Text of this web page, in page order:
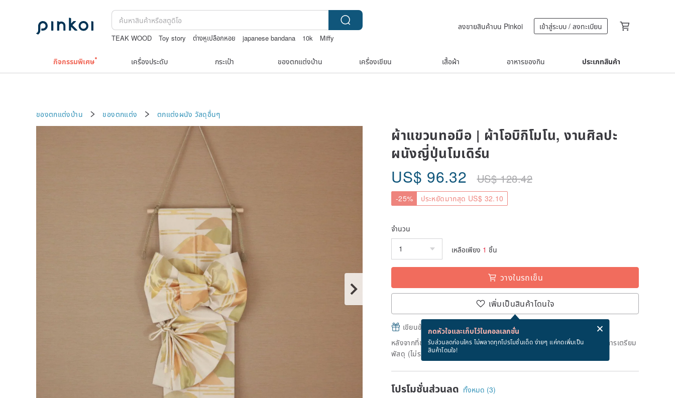
TEAK WOOD Toy story ต่างหูเปลือกหอย japanese bandana 10k
Miffy
ลงขายสินค้าบน Pinkoi เข้าสู่ระบบ / ลงทะเบียน
กิจกรรมพิเศษ เครื่องประดับ กระเป๋า ของตกแต่งบ้าน เครื่องเขียน เสื้อผ้า อาหารของกิน ประเภทสินค้า
ของตกแต่งบ้าน ของตกแต่ง ตกแต่งผนัง วัสดุอื่นๆ
ผ้าแขวนทอมือ | ผ้าโอบิกิโมโน, งานศิลปะ
ผนังญี่ปุ่นโมเดิร์น
US$ 96.32 US$128.42
-25% ประหยัดมากสุด US$ 32.10
จำนวน
เหลือเพียง 1 ชิ้น
วางในรถเข็น
เพิ่มเป็นสินค้าโดนใจ
กดหัวใจและเก็บไว้ในคอลเลกชั่น
รับส่วนลดก่อนใคร ไม่พลาดทุกโปรโมชั่นเด็ด ง่ายๆ แค่กดเพิ่มเป็น
สินค้าโดนใจ!
เขียนข้อความและส่ง eCard ฟรีเมื่อซื้อสินค้า!
หลังจากที่ชำระเงินถึงวันที่จะจัดส่งสินค้า จะใช้เวลาประมาณ 3 วันทางการในการเตรียม
พัสดุ (ไม่รวมวันหยุด)
โปรโมชั่นส่วนลด ทั้งหมด (3)